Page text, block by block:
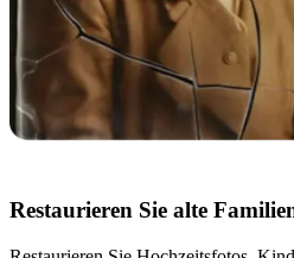
Restaurieren Sie alte